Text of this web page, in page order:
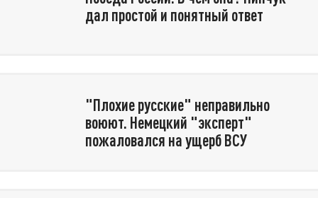
дал простой и понятный ответ
"Плохие русские" неправильно
воюют. Немецкий "эксперт"
пожаловался на ущерб ВСУ